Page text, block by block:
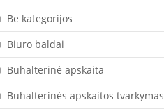
Be kategorijos
Biuro baldai
Buhalterinė apskaita
Buhalterinės apskaitos tvarkymas